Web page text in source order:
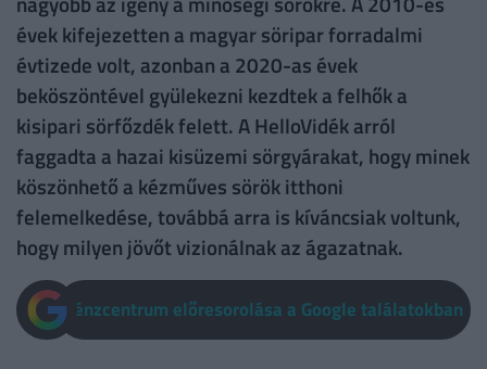
évek kifejezetten a magyar söripar forradalmi
évtizede volt, azonban a 2020-as évek
beköszöntével gyülekezni kezdtek a felhők a
kisipari sörfőzdék felett. A HelloVidék arról
faggadta a hazai kisüzemi sörgyárakat, hogy minek
köszönhető a kézműves sörök itthoni
felemelkedése, továbbá arra is kíváncsiak voltunk,
hogy milyen jövőt vizionálnak az ágazatnak.
Pénzcentrum előresorolása a Google találatokban